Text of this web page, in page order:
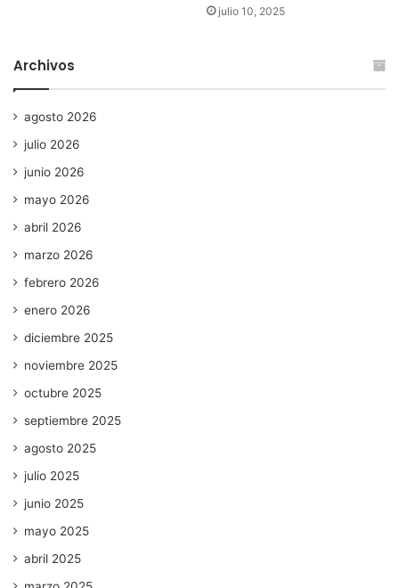
julio 10, 2025
Archivos
agosto 2026
julio 2026
junio 2026
mayo 2026
abril 2026
marzo 2026
febrero 2026
enero 2026
diciembre 2025
noviembre 2025
octubre 2025
septiembre 2025
agosto 2025
julio 2025
junio 2025
mayo 2025
abril 2025